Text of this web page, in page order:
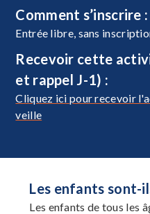
Comment s’inscrire :
Entrée libre, sans
Recevoir cette
et rappel J-1) :
Cliquez ici pour recevoir
veille
Les enfants sont-
Les enfants de tous les